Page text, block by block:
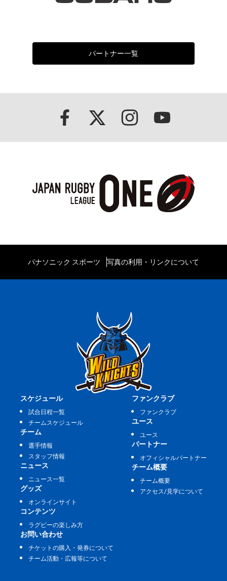
パートナー一覧
パナソニック スポーツ 写真の利用・リンクについて
スケジュール
試合日程一覧
チームスケジュール
チーム
選手情報
スタッフ情報
ニュース
ニュース一覧
グッズ
オンラインサイト
ファンクラブ
ファンクラブ
ユース
ユース
パートナー
オフィシャルパートナー
チーム概要
チーム概要
アクセス/見学について
コンテンツ
ラグビーの楽しみ方
お問い合わせ
チケットの購入・発券について
チーム活動・広報等について